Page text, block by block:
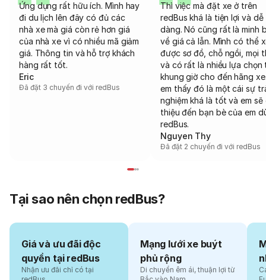
Ứng dụng rất hữu ích. Mình hay
đi du lịch lên đây có đủ các
nhà xe mà giá còn rẻ hơn giá
của nhà xe vì có nhiều mã giảm
giá. Thông tin và hỗ trợ khách
hàng rất tốt.
Eric
Đã đặt 3 chuyến đi với redBus
Thì việc mà đặt xe ở trên
redBus khá là tiện lợi và dễ
dàng. Nó cũng rất là minh
về giá cả lẫn. Mình có thể
được sơ đồ, chỗ ngồi, mọi
và có rất là nhiều lựa chọn
khung giờ cho đến hãng
em thấy đó là một cái sự
nghiệm khá là tốt và em sẽ
thiệu đến bạn bè của em
redBus.
Nguyen Thy
Đã đặt 2 chuyến đi với redBus
Tại sao nên chọn redBus?
Giá và ưu đãi độc
quyền tại redBus
Nhận ưu đãi chỉ có tại
Mạng lưới xe buýt
phủ rộng
Di chuyển êm ái, thuận lợi từ